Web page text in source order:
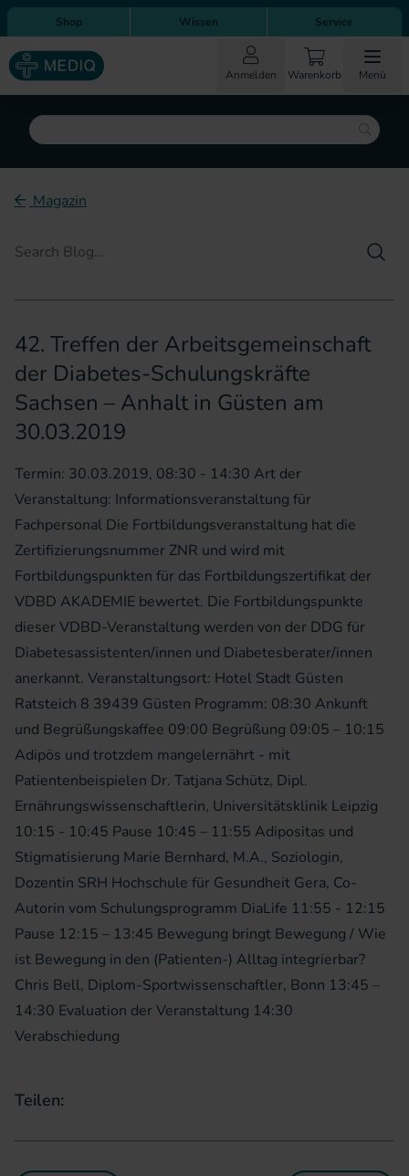
Direkt zum Inhalt
Direkt zur Hauptnavigation
Shop Wissen Service
Anmelden Warenkorb Menü
Suche
Magazin
42. Treffen der Arbeitsgemeinschaft
der Diabetes-Schulungskräfte
Sachsen – Anhalt in Güsten am
30.03.2019
Termin: 30.03.2019, 08:30 - 14:30 Art der
Veranstaltung: Informationsveranstaltung für
Fachpersonal Die Fortbildungsveranstaltung hat die
Zertifizierungsnummer ZNR und wird mit
Fortbildungspunkten für das Fortbildungszertifikat der
VDBD AKADEMIE bewertet. Die Fortbildungspunkte
dieser VDBD-Veranstaltung werden von der DDG für
Diabetesassistenten/innen und Diabetesberater/innen
anerkannt. Veranstaltungsort: Hotel Stadt Güsten
Ratsteich 8 39439 Güsten Programm: 08:30 Ankunft
und Begrüßungskaffee 09:00 Begrüßung 09:05 – 10:15
Adipös und trotzdem mangelernährt - mit
Patientenbeispielen Dr. Tatjana Schütz, Dipl.
Ernährungswissenschaftlerin, Universitätsklinik Leipzig
10:15 - 10:45 Pause 10:45 – 11:55 Adipositas und
Stigmatisierung Marie Bernhard, M.A., Soziologin,
Dozentin SRH Hochschule für Gesundheit Gera, Co-
Autorin vom Schulungsprogramm DiaLife 11:55 - 12:15
Pause 12:15 – 13:45 Bewegung bringt Bewegung / Wie
ist Bewegung in den (Patienten-) Alltag integrierbar?
Chris Bell, Diplom-Sportwissenschaftler, Bonn 13:45 –
14:30 Evaluation der Veranstaltung 14:30
Verabschiedung
Teilen: